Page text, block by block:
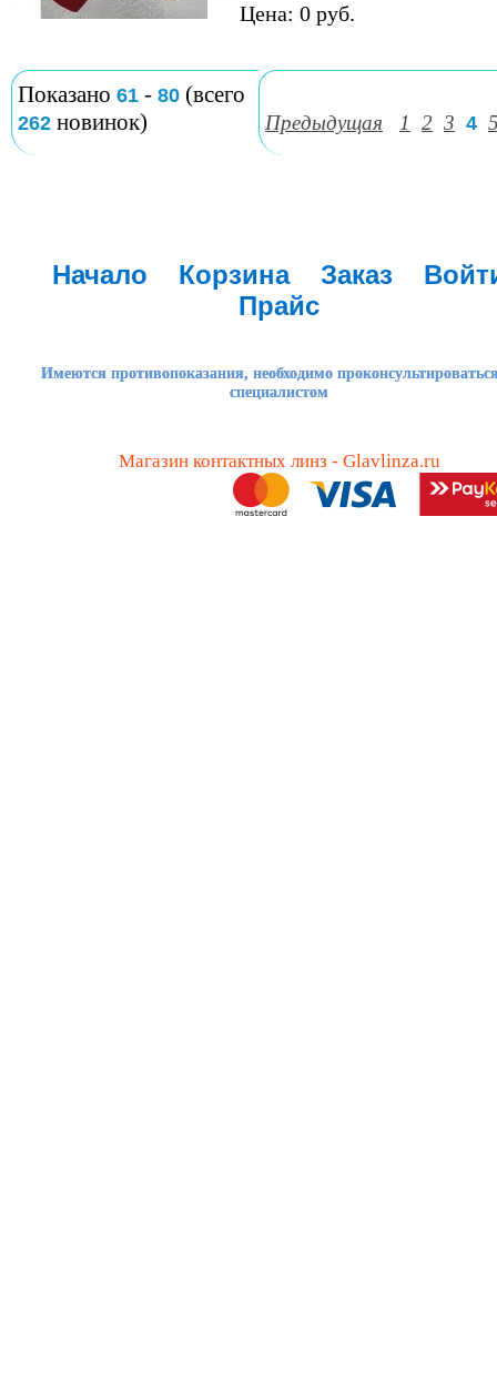
Цена: 0 руб.
Показано 61 - 80 (всего
262 новинок) Предыдущая 1 2 3 4
Начало Корзина Заказ
Прайс
Имеются противопоказания, необходимо
специалистом
Магазин контактных линз - Glavlinza.ru